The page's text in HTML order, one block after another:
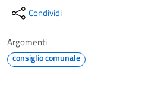
Condividi
Argomenti
consiglio comunale